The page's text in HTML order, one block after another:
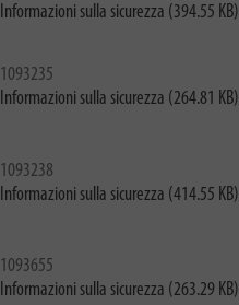
Informazioni sulla sicurezza (394.55 KB)
1093235
Informazioni sulla sicurezza (264.81 KB)
1093238
Informazioni sulla sicurezza (414.55 KB)
1093655
Informazioni sulla sicurezza (263.29 KB)